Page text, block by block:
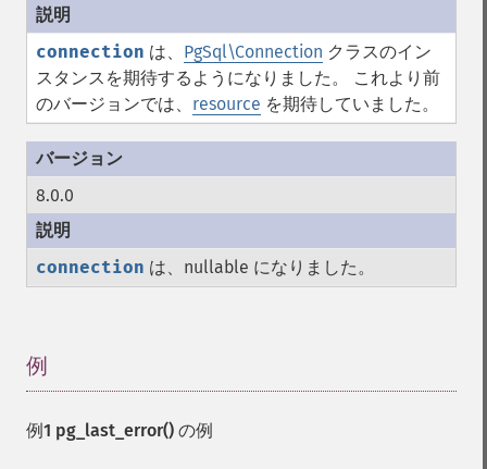
connection は、 PgSql\Connection クラスのイン
スタンスを期待するようになりました。 これより前
のバージョンでは、 resource を期待していました。
8.0.0
connection は、nullable になりました。
例
例1 pg_last_error() の例